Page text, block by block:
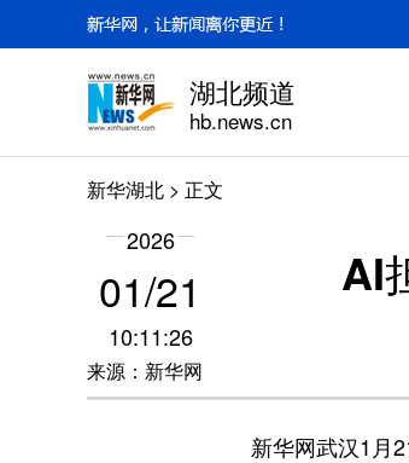
湖北频道
hb.news.cn
新华湖北 > 正文
2026
01/21
10:11:26
来源：新华网
AI
新华网武汉1月21